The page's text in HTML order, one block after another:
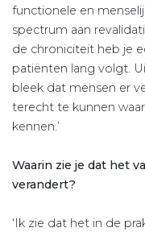
functionele en
spectrum aan
de chroniciteit heb je
patiënten lang volgt.
bleek dat mensen er
terecht te kunnen
kennen.’
Waarin zie je dat het
verandert?
‘Ik zie dat het in de